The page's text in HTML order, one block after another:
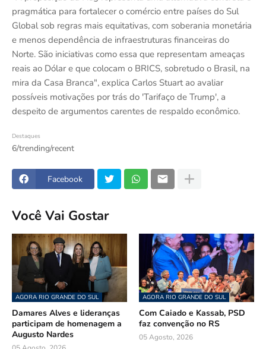
pragmática para fortalecer o comércio entre países do Sul
Global sob regras mais equitativas, com soberania monetária
e menos dependência de infraestruturas financeiras do
Norte. São iniciativas como essa que representam ameaças
reais ao Dólar e que colocam o BRICS, sobretudo o Brasil, na
mira da Casa Branca", explica Carlos Stuart ao avaliar
possíveis motivações por trás do 'Tarifaço de Trump', a
despeito de argumentos carentes de respaldo econômico.
Destaques
6/trending/recent
Facebook
Você Vai Gostar
AGORA RIO GRANDE DO SUL
Damares Alves e lideranças
participam de homenagem a
Augusto Nardes
AGORA RIO GRANDE DO SUL
Com Caiado e Kassab, PSD
faz convenção no RS
05 Agosto, 2026